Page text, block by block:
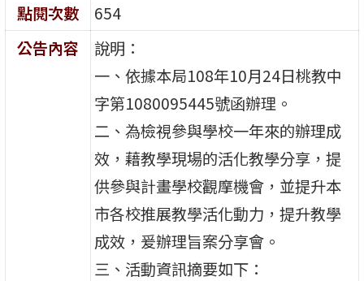
點閱次數
654
公告內容
說明：
一、依據本局108年10月24日桃教中
字第1080095445號函辦理。
二、為檢視參與學校一年來的辦理成
效，藉教學現場的活化教學分享，提
供參與計畫學校觀摩機會，並提升本
市各校推展教學活化動力，提升教學
成效，爰辦理旨案分享會。
三、活動資訊摘要如下：